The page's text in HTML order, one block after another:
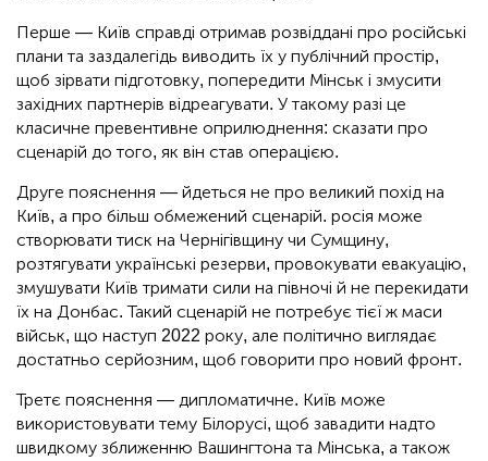
Перше — Київ справді отримав розвіддані про російські
плани та заздалегідь виводить їх у публічний простір,
щоб зірвати підготовку, попередити Мінськ і змусити
західних партнерів відреагувати. У такому разі це
класичне превентивне оприлюднення: сказати про
сценарій до того, як він став операцією.
Друге пояснення — йдеться не про великий похід на
Київ, а про більш обмежений сценарій. росія може
створювати тиск на Чернігівщину чи Сумщину,
розтягувати українські резерви, провокувати евакуацію,
змушувати Київ тримати сили на півночі й не перекидати
їх на Донбас. Такий сценарій не потребує тієї ж маси
військ, що наступ 2022 року, але політично виглядає
достатньо серйозним, щоб говорити про новий фронт.
Третє пояснення — дипломатичне. Київ може
використовувати тему Білорусі, щоб завадити надто
швидкому зближенню Вашингтона та Мінська, а також